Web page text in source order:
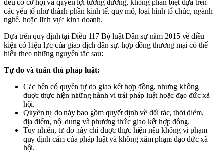
đều có cơ hội và quyền lợi tương đương, không phân biệt dựa trên
các yếu tố như thành phần kinh tế, quy mô, loại hình tổ chức, ngành
nghề, hoặc lĩnh vực kinh doanh.
Dựa trên quy định tại Điều 117 Bộ luật Dân sự năm 2015 về điều
kiện có hiệu lực của giao dịch dân sự, hợp đồng thương mại có thể
hiểu theo những nguyên tắc sau:
Tự do và tuân thủ pháp luật:
Các bên có quyền tự do giao kết hợp đồng, nhưng không
được thực hiện những hành vi trái pháp luật hoặc đạo đức xã
hội.
Quyền tự do này bao gồm quyết định về đối tác, thời điểm,
địa điểm, nội dung và phương thức giao kết hợp đồng.
Tuy nhiên, tự do này chỉ được thực hiện nếu không vi phạm
quy định cấm của pháp luật và không xâm phạm đạo đức xã
hội.